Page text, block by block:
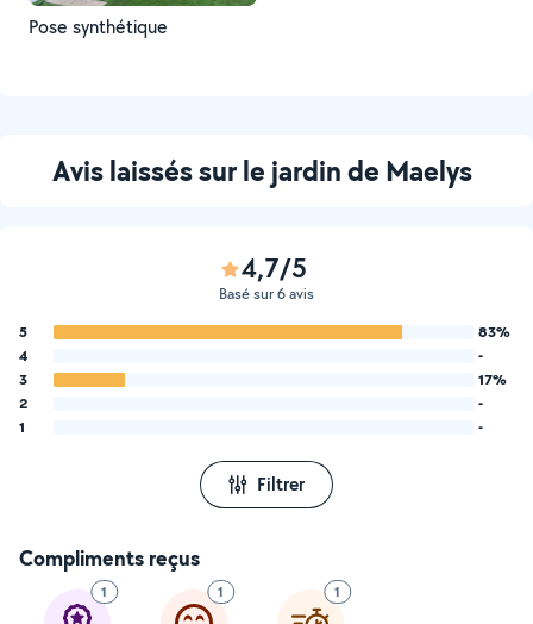
Pose synthétique
Avis laissés sur le jardin de Maelys
4,7/5
Basé sur 6 avis
5
83%
4
-
3
17%
2
-
1
-
Filtrer
Compliments reçus
1 1 1